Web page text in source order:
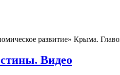
развитие» Крыма.
Видео